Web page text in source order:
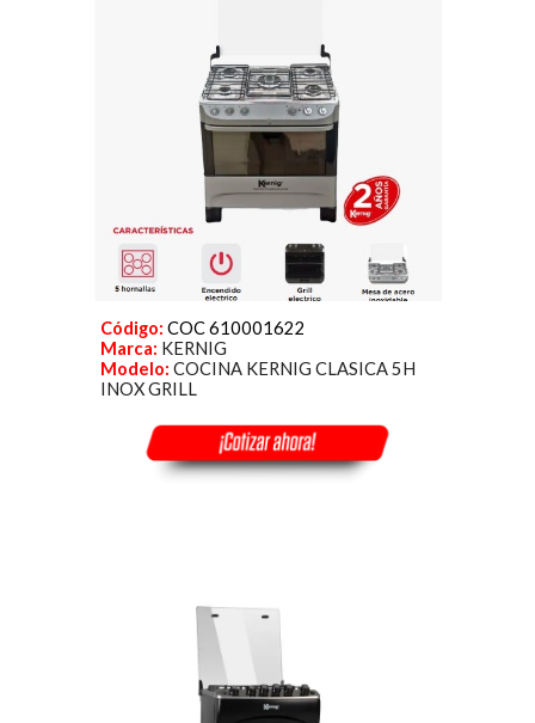
Código: COC 610001622
Marca: KERNIG
Modelo:COCINA KERNIG CLASICA 5H
INOX GRILL